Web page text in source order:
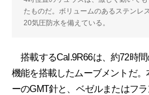
たものだ。ボリュームのあるステンレ
20気圧防水を備えている。
搭載するCal.9R66は、約72時
機能を搭載したムーブメントだ
ーのGMT針と、ベゼルまたはフ